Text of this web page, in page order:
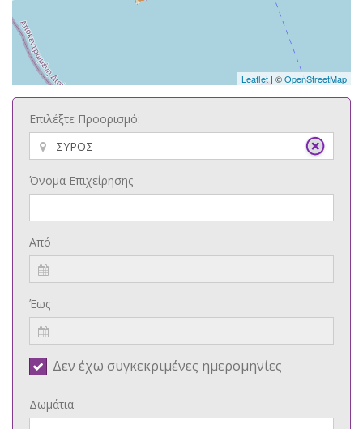
Leaflet | ©OpenStreetMap
Επιλέξτε Προορισμό:
Όνομα Επιχείρησης
Από
Έως
Δεν έχω συγκεκριμένες ημερομηνίες
Δωμάτια